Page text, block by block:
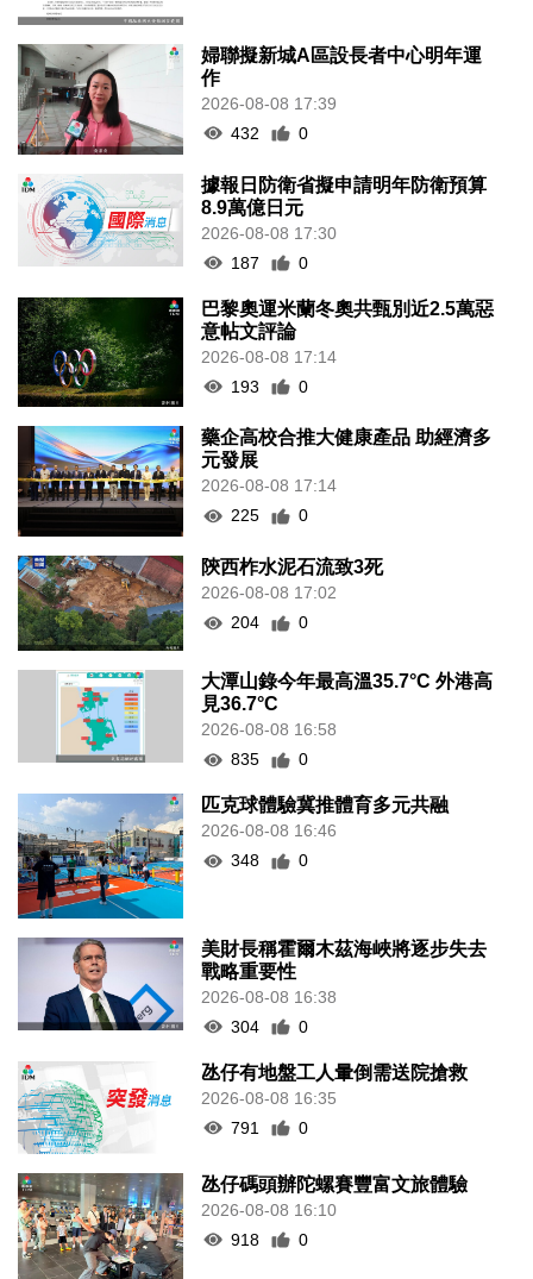
婦聯擬新城A區設長者中心明年運
作
2026-08-08 17:39
432
0
據報日防衛省擬申請明年防衛預算
8.9萬億日元
2026-08-08 17:30
187
0
巴黎奧運米蘭冬奧共甄別近2.5萬惡
意帖文評論
2026-08-08 17:14
193
0
藥企高校合推大健康產品 助經濟多
元發展
2026-08-08 17:14
225
0
陝西柞水泥石流致3死
2026-08-08 17:02
204
0
大潭山錄今年最高溫35.7°C 外港高
見36.7°C
2026-08-08 16:58
835
0
匹克球體驗冀推體育多元共融
2026-08-08 16:46
348
0
美財長稱霍爾木茲海峽將逐步失去
戰略重要性
2026-08-08 16:38
304
0
氹仔有地盤工人暈倒需送院搶救
2026-08-08 16:35
791
0
氹仔碼頭辦陀螺賽豐富文旅體驗
2026-08-08 16:10
918
0